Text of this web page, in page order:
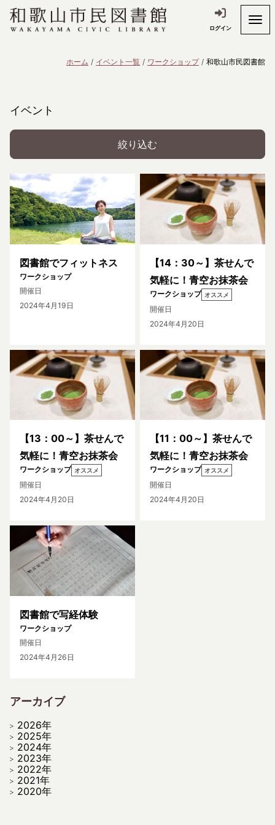
ログイン
ホーム イベント一覧 ワークショップ 和歌山市民図書館
イベント
絞り込む
図書館でフィットネス
ワークショップ
開催日
2024年4月19日
【14：30～】茶せんで
気軽に！青空お抹茶会
ワークショップ オススメ
開催日
2024年4月20日
【13：00～】茶せんで
気軽に！青空お抹茶会
ワークショップ オススメ
開催日
2024年4月20日
【11：00～】茶せんで
気軽に！青空お抹茶会
ワークショップ オススメ
開催日
2024年4月20日
図書館で写経体験
ワークショップ
開催日
2024年4月26日
アーカイブ
2026年
2025年
2024年
2023年
2022年
2021年
2020年